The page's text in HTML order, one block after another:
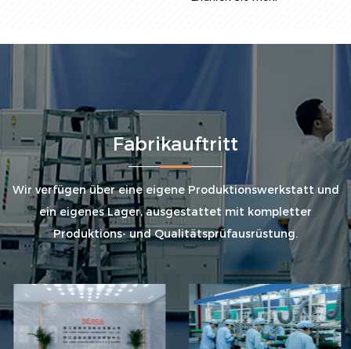
Fabrikauftritt
Wir verfügen über eine eigene Produktionswerkstatt und
ein eigenes Lager, ausgestattet mit kompletter
Produktions- und Qualitätsprüfausrüstung.